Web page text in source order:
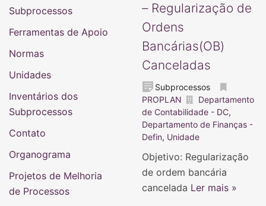
– Regularização de
Ordens
Bancárias(OB)
Canceladas
Subprocessos
PROPLAN
Departamento
de Contabilidade - DC,
Departamento de Finanças -
Defin, Unidade
Objetivo: Regularização
de ordem bancária
cancelada Ler mais »
Subprocessos
Ferramentas de Apoio
Normas
Unidades
Inventários dos
Subprocessos
Contato
Organograma
Projetos de Melhoria
de Processos